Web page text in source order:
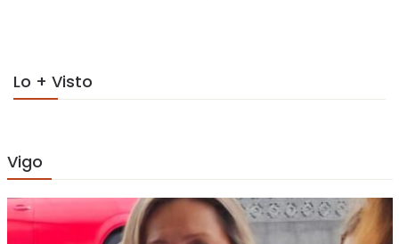
Lo + Visto
Vigo